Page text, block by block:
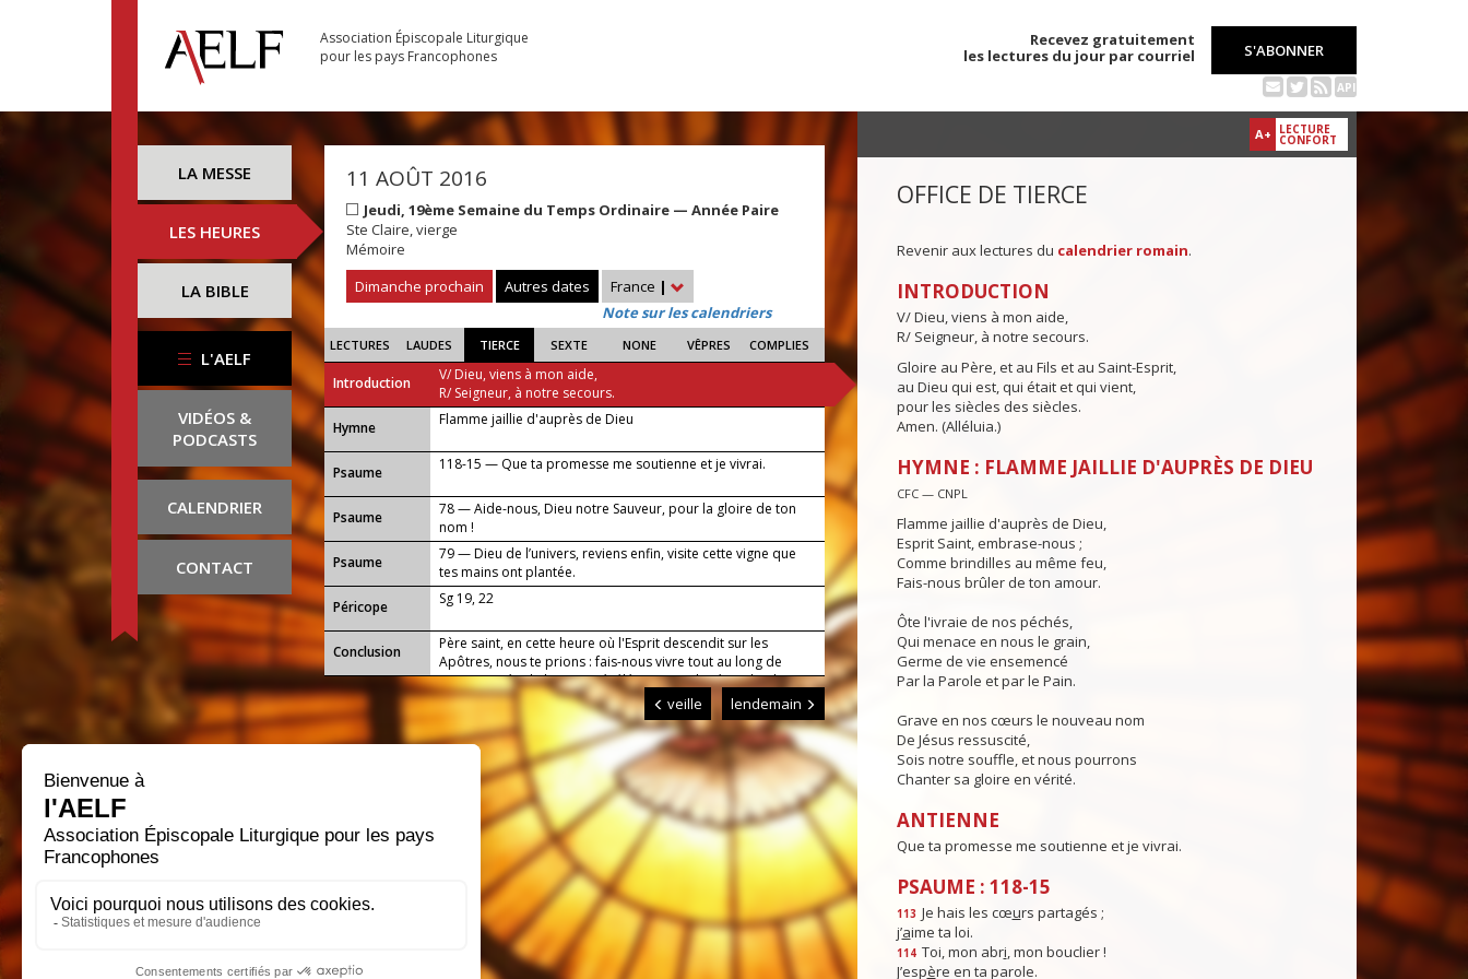
Association Épiscopale Liturgique
pour les pays Francophones
Recevez gratuitement
les lectures du jour par courriel
S'ABONNER
API
LA MESSE
LES HEURES
LA BIBLE
L'AELF
VIDÉOS &
PODCASTS
CALENDRIER
CONTACT
11 AOÛT 2016
Jeudi, 19ème Semaine du Temps Ordinaire — Année Paire
Ste Claire, vierge
Mémoire
Dimanche prochain
Autres dates France |
Note sur les calendriers
LECTURES LAUDES TIERCE SEXTE NONE VÊPRES COMPLIES
Introduction
V/ Dieu, viens à mon aide,
R/ Seigneur, à notre secours.
...
Hymne Flamme jaillie d'auprès de Dieu
Psaume 118-15 — Que ta promesse me soutienne et je vivrai.
Psaume
78 — Aide-nous, Dieu notre Sauveur, pour la gloire de ton
nom !
Psaume
79 — Dieu de l’univers, reviens enfin, visite cette vigne que
tes mains ont plantée.
Péricope
Sg 19, 22
Conclusion
Père saint, en cette heure où l'Esprit descendit sur les
Apôtres, nous te prions : fais-nous vivre tout au long de
cette journée de l'amour révélé par ton Fils, Jésus, le Christ,
notre Seigneur. Amen.
veille lendemain
A+ LECTURE
CONFORT
OFFICE DE TIERCE
Revenir aux lectures du calendrier romain.
INTRODUCTION
V/ Dieu, viens à mon aide,
R/ Seigneur, à notre secours.
Gloire au Père, et au Fils et au Saint-Esprit,
au Dieu qui est, qui était et qui vient,
pour les siècles des siècles.
Amen. (Alléluia.)
HYMNE : FLAMME JAILLIE D'AUPRÈS DE DIEU
CFC — CNPL
Flamme jaillie d'auprès de Dieu,
Esprit Saint, embrase-nous ;
Comme brindilles au même feu,
Fais-nous brûler de ton amour.
Ôte l'ivraie de nos péchés,
Qui menace en nous le grain,
Germe de vie ensemencé
Par la Parole et par le Pain.
Grave en nos cœurs le nouveau nom
De Jésus ressuscité,
Sois notre souffle, et nous pourrons
Chanter sa gloire en vérité.
ANTIENNE
Que ta promesse me soutienne et je vivrai.
PSAUME : 118-15
113 Je hais les cœurs partagés ;
j’aime ta loi.
114 Toi, mon abri, mon bouclier !
J’espère en ta parole.